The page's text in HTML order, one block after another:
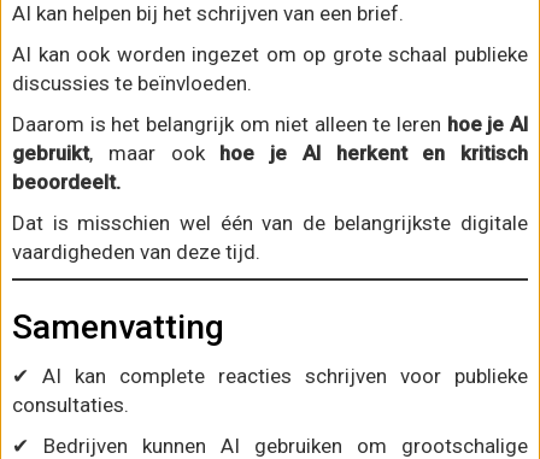
AI kan helpen bij het schrijven van een brief.
AI kan ook worden ingezet om op grote schaal publieke
discussies te beïnvloeden.
Daarom is het belangrijk om niet alleen te leren hoe je AI
gebruikt, maar ook hoe je AI herkent en kritisch
beoordeelt.
Dat is misschien wel één van de belangrijkste digitale
vaardigheden van deze tijd.
Samenvatting
✔ AI kan complete reacties schrijven voor publieke
consultaties.
✔ Bedrijven kunnen AI gebruiken om grootschalige